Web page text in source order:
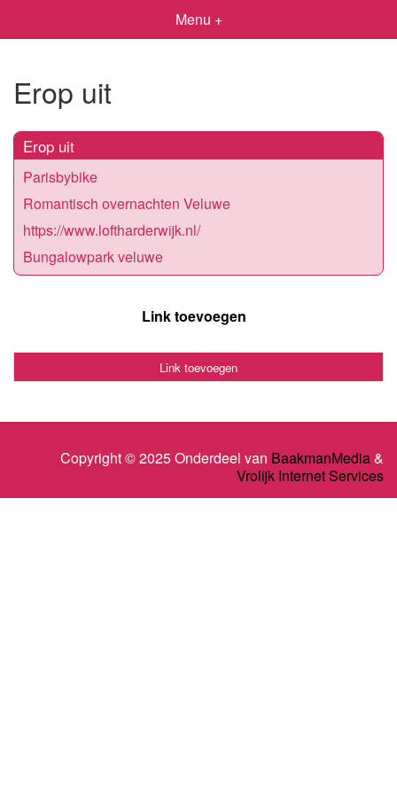
Menu +
Erop uit
Erop uit
Parisbybike
Romantisch overnachten Veluwe
https://www.loftharderwijk.nl/
Bungalowpark veluwe
Link toevoegen
Link toevoegen
Copyright © 2025 Onderdeel van BaakmanMedia&
Vrolijk Internet Services